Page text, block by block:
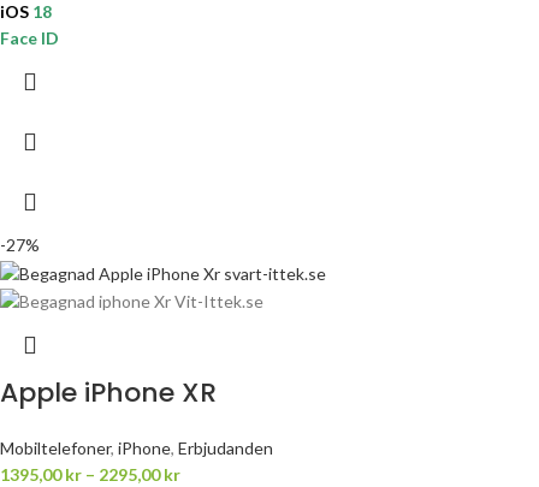
iOS 18
Face ID
-27%
Apple iPhone XR
Mobiltelefoner, iPhone, Erbjudanden
1395,00kr – 2295,00kr